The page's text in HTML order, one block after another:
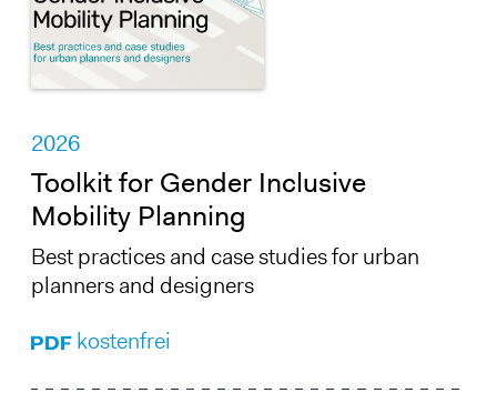
2026
Toolkit for Gender Inclusive
Mobility Planning
Best practices and case studies for urban
planners and designers
kostenfrei